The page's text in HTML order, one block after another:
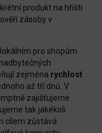
produkt na hřišti
zásoby v
pro shopům
zejména rychlost
až tří dnů. V
zajišťujeme
tak jakékoli
cílem zůstává